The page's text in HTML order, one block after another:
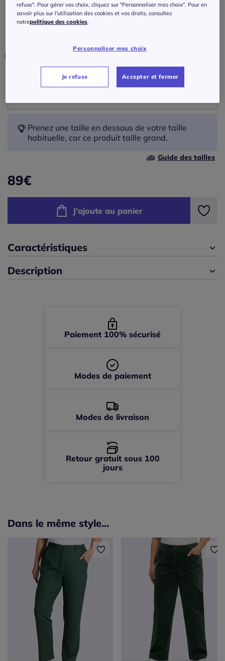
Réf : 333.367.010
42 -
46 -
En stock
Prenez une taille en dessous de votre taille
habituelle, car ce produit taille grand.
Guide des tailles
89€
J'ajoute au panier
Caractéristiques
Description
Paiement 100% sécurisé
Modes de paiement
Modes de livraison
Retour gratuit sous 100
jours
Dans le même style...
refuse". Pour gérer vos choix, cliquez sur "Personnaliser mes choix". Pour en
savoir plus sur l'utilisation des cookies et vos droits, consultez
notrepolitique des cookies
Personnaliser mes choix
Je refuse Accepter et fermer